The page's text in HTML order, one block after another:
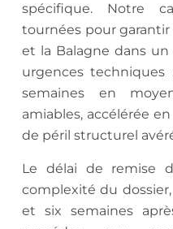
spécifique. Notre
tournées pour
et la Balagne dans
urgences
semaines en
amiables, accélérée
de péril structurel
Le délai de remise
complexité du
et six semaines